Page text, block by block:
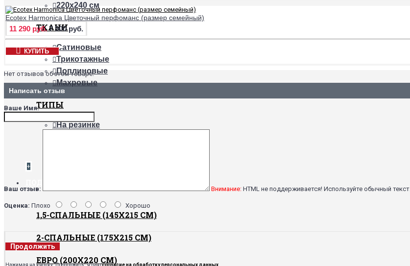
220х240 см
ТКАНИ
Сатиновые
Трикотажные
Поплиновые
Махровые
ТИПЫ
На резинке
+
1,5-СПАЛЬНЫЕ (145Х215 СМ)
2-СПАЛЬНЫЕ (175Х215 СМ)
ЕВРО (200Х220 СМ)
Ecotex Harmonica Цветочный перфоманс (размер семейный)
11 290 руб. 7 900 руб.
КУПИТЬ
Нет отзывов об этом товаре.
Написать отзыв
Ваше Имя:
Ваш отзыв: Внимание: HTML не поддерживается! Используйте обычный текст.
Оценка: Плохо Хорошо
Продолжить
Нажимая на кнопку "Продолжить", я даюсогласие на обработку персональных данных